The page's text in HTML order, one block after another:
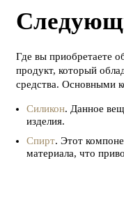
Где вы приобретаете
продукт, который
средства. Основными
Силикон. Данное
изделия.
Спирт. Этот
материала, что